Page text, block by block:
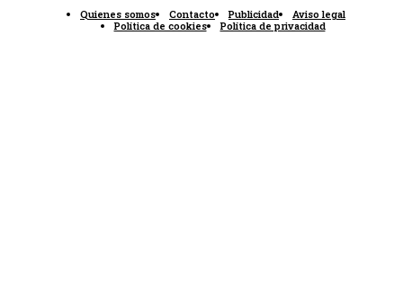
Quienes somos Contacto Publicidad
Aviso legal
Política de cookies
Política de privacidad